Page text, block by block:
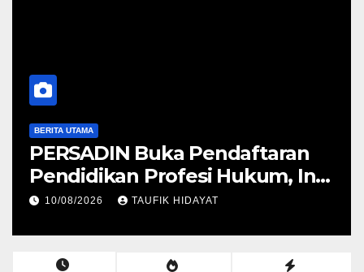
BERITA UTAMA
Kamar Kos di Kemang Disulap
Jadi ‘Pabrik’ Vape Etomidate,
Orang Diciduk
10/08/2026 TAUFIK HIDAYAT